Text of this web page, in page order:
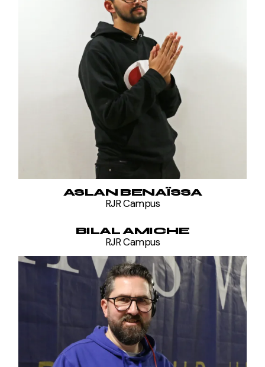
ASLAN BENAÏSSA
RJR Campus
BILAL AMICHE
RJR Campus